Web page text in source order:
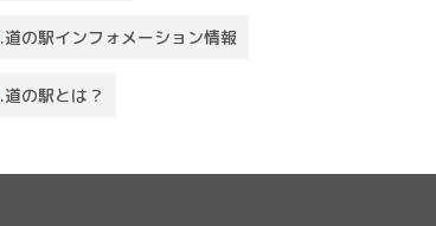
.道の駅インフォメーション情報
.道の駅とは？